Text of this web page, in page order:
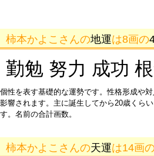
柿本かよこさんの地運は8画の
勤勉 努力 成功
個性を表す基礎的な運勢です。性格形成や
影響されます。主に誕生してから20歳くら
す。名前の合計画数。
柿本かよこさんの天運は14画